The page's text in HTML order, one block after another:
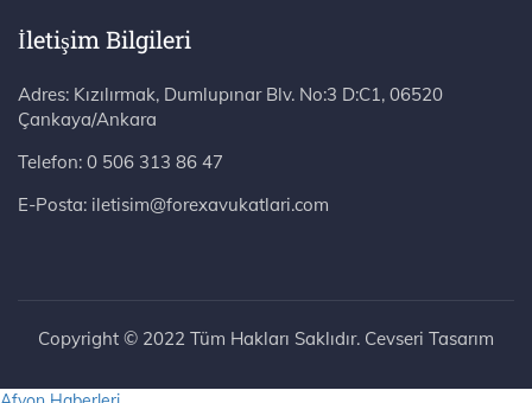
İletişim Bilgileri
Adres: Kızılırmak, Dumlupınar Blv. No:3 D:C1, 06520 Çankaya/Ankara
Telefon: 0 506 313 86 47
E-Posta: iletisim@forexavukatlari.com
Copyright © 2022 Tüm Hakları Saklıdır. Cevseri Tasarım